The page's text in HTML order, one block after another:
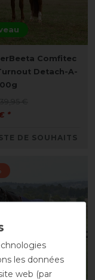
Comfitec
Detach-A-
*
DE SOUHAITS
les données
web (par